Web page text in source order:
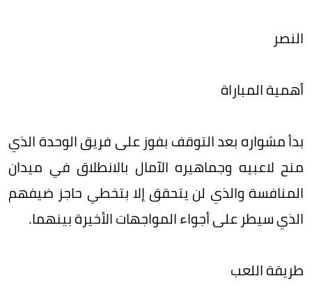
النصر
أهمية المباراة
بدأ مشواره بعد التوقف بفوز على فريق الوحدة الذي
منح لاعبيه وجماهيره الآمال بالانطلاق في ميدان
المنافسة والذي لن يتحقق إلا بتخطي حاجز ضيفهم
الذي سيطر على أجواء المواجهات الأخيرة بينهما.
طريقة اللعب